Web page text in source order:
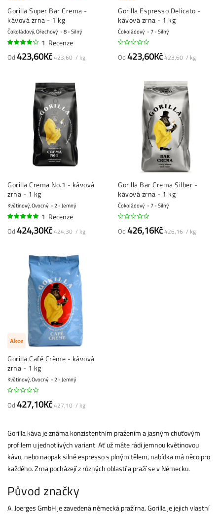
Gorilla Super Bar Crema -
kávová zrna - 1 kg
Čokoládový, Ořechový 8 - Silný
1 Recenze
Od 423,60Kč423,60 / kg
Gorilla Espresso Delicato -
kávová zrna - 1 kg
Čokoládový 7 - Silný
Od 423,60Kč423,60 / kg
Gorilla Crema No.1 - kávová
zrna - 1 kg
Květinový, Ovocný 2 - Jemný
1 Recenze
Od 424,30Kč424,30 / kg
Gorilla Bar Crema Silber -
kávová zrna - 1 kg
Čokoládový 7 - Silný
Od 426,16Kč426,16 / kg
Akce
Gorilla Café Crème - kávová
zrna - 1 kg
Květinový, Ovocný 2 - Jemný
Od 427,10Kč427,10 / kg
Gorilla káva je známa konzistentním pražením a jasným chuťovým
profilem u jednotlivých variant. Ať už máte rádi jemnou květinovou
kávu, nebo naopak silné espresso s plným tělem, nabídka má něco pro
každého. Zrna pocházejí z různých oblastí a praží se v Německu.
Původ značky
A. Joerges GmbH je zavedená německá pražírna. Gorilla je jejich vlastní